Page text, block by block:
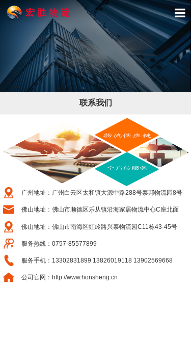
宏 胜 物 流
首
关
新
联系我们
广州地址：广州白云区太和镇大源中路288号泰邦物流园8号
佛山地址：佛山市顺德区乐从镇沿海家居物流中心C座北面
佛山地址：佛山市南海区虹岭路兴泰物流园C11栋43-45号
服务热线：0757-85577899
服务手机：13302831899 13826019118 13902569668
公司官网：http://www.honsheng.cn